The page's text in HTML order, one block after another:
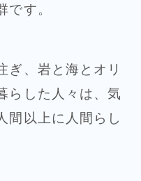
です。
ぎ、岩と海とオリ
らした人々は、気
間以上に人間らし